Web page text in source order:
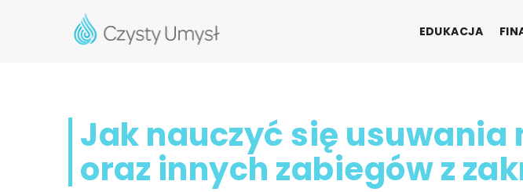
EDUKACJA
Jak nauczyć się
oraz innych zabiegów z